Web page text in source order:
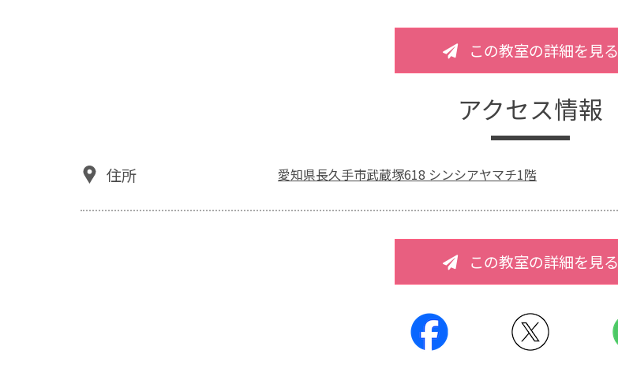
この教室の詳細を見る
アクセス情報
住所 愛知県長久手市武蔵塚618 シンシアヤマチ1階
この教室の詳細を見る